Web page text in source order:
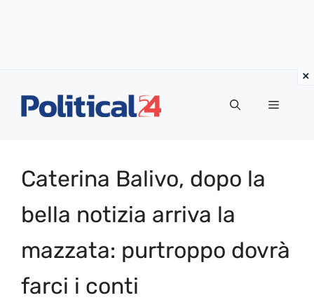
Menu
Caterina Balivo, dopo la
bella notizia arriva la
mazzata: purtroppo dovrà
farci i conti